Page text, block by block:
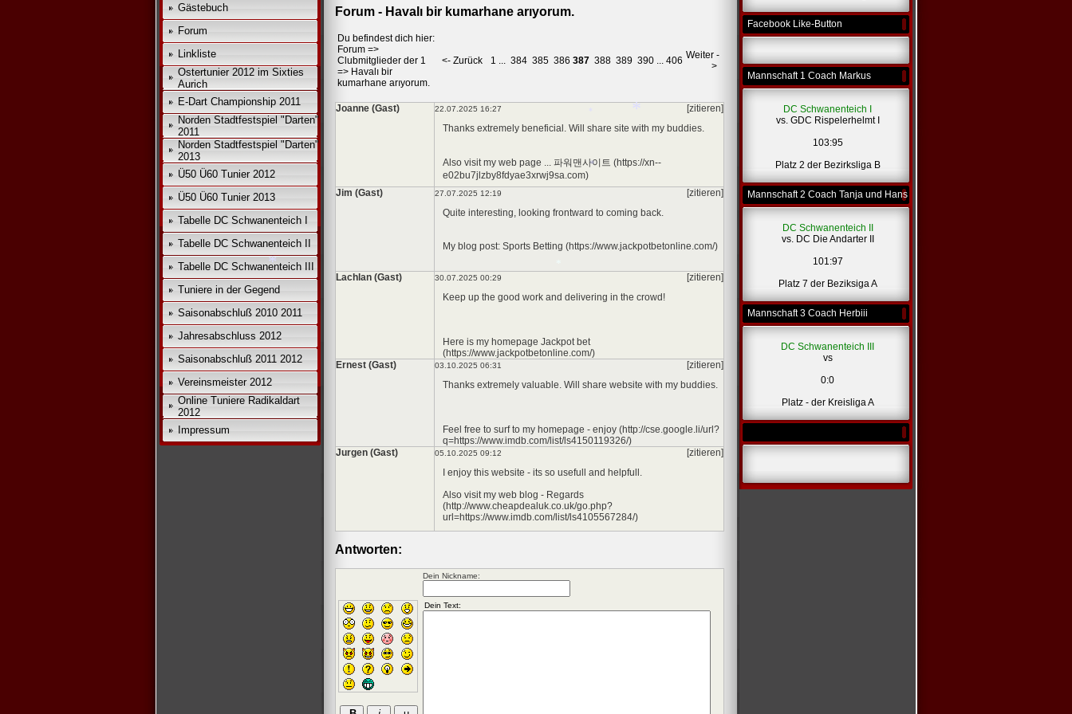
Gästebuch
Forum
Linkliste
Ostertunier 2012 im Sixties
Aurich
E-Dart Championship 2011
Norden Stadtfestspiel "Darten"
2011
Norden Stadtfestspiel "Darten"
2013
Ü50 Ü60 Tunier 2012
Ü50 Ü60 Tunier 2013
Tabelle DC Schwanenteich I
Tabelle DC Schwanenteich II
Tabelle DC Schwanenteich III
Tuniere in der Gegend
Saisonabschluß 2010 2011
Jahresabschluss 2012
Saisonabschluß 2011 2012
Vereinsmeister 2012
Online Tuniere Radikaldart
2012
Impressum
Forum - Havalı bir kumarhane arıyorum.
Du befindest dich hier:
Forum =>
Clubmitglieder der 1
=> Havalı bir
kumarhane arıyorum.
<- Zurück 1 ... 384 385 386 387 388 389 390 ... 406 Weiter -
>
Joanne (Gast) 22.07.2025 16:27
[zitieren]
Thanks extremely beneficial. Will share site with my buddies.
Also visit my web page ... 파워맨사이트 (https://xn--
e02bu7jlzby8fdyae3xrwj9sa.com)
Jim (Gast)
27.07.2025 12:19
[zitieren]
Quite interesting, looking frontward to coming back.
My blog post: Sports Betting (https://www.jackpotbetonline.com/)
Lachlan (Gast) 30.07.2025 00:29
[zitieren]
Keep up the good work and delivering in the crowd!
Here is my homepage Jackpot bet
(https://www.jackpotbetonline.com/)
Ernest (Gast)
03.10.2025 06:31
[zitieren]
Thanks extremely valuable. Will share website with my buddies.
Feel free to surf to my homepage - enjoy (http://cse.google.li/url?
q=https://www.imdb.com/list/ls4150119326/)
Jurgen (Gast)
05.10.2025 09:12
[zitieren]
I enjoy this website - its so usefull and helpfull.
Also visit my web blog - Regards
(http://www.cheapdealuk.co.uk/go.php?
url=https://www.imdb.com/list/ls4105567284/)
Antworten:
Dein Nickname:
Facebook Like-Button
Mannschaft 1 Coach Markus
DC Schwanenteich I
vs. GDC Rispelerhelmt I
103:95
Platz 2 der Bezirksliga B
Mannschaft 2 Coach Tanja und Hans
DC Schwanenteich II
vs. DC Die Andarter II
101:97
Platz 7 der Beziksiga A
Mannschaft 3 Coach Herbiii
DC Schwanenteich III
vs
0:0
Platz - der Kreisliga A
*
*
*
*
*
*